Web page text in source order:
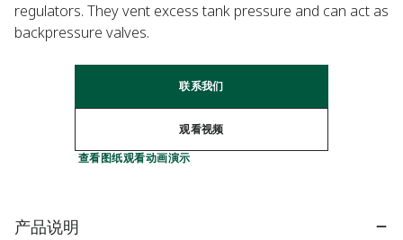
regulators. They vent excess tank pressure and can act as
backpressure valves.
联系我们
观看视频
查看图纸观看动画演示
产品说明